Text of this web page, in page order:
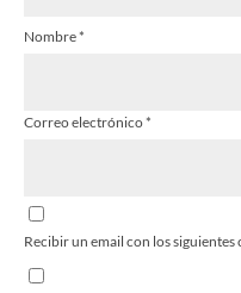
Nombre*
Correo electrónico*
Recibir un email con los